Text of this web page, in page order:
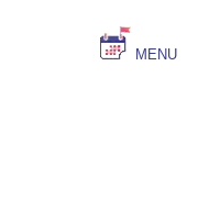
MENU